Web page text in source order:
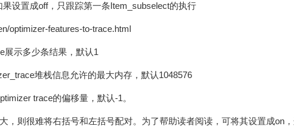
设置成off，只跟踪第一条Item_subselect的执行
optimizer-features-to-trace.html
展示多少条结果，默认1
堆栈信息允许的最大内存，默认1048576
trace的偏移量，默认-1。
，则很难将右括号和左括号配对。为了帮助读者阅读，可将其设置成on